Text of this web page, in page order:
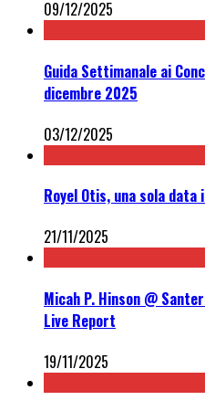
09/12/2025
Guida Settimanale ai
dicembre 2025
03/12/2025
Royel Otis, una sola
21/11/2025
Micah P. Hinson @
Live Report
19/11/2025